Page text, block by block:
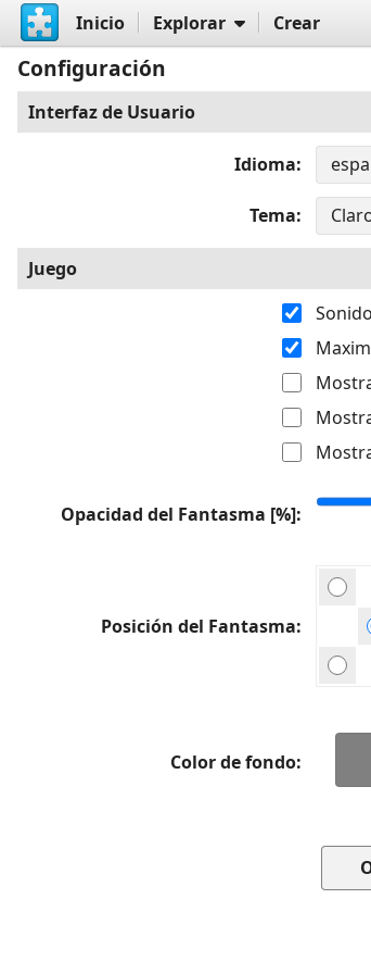
Inicio Explorar Crear
Configuración
Interfaz de Usuario
Idioma
Tema
Juego
Opacidad del Fantasma [%]
Posición del Fantasma
Color de fondo